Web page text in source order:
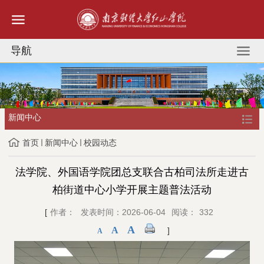
导航
新闻中心
首页 新闻中心 校园动态
法学院、外国语学院团总支联合古柏司法所走进古
柏街道中心小学开展主题普法活动
[ 作者： 发表时间：2026-06-04 阅读： 332
A A A ]